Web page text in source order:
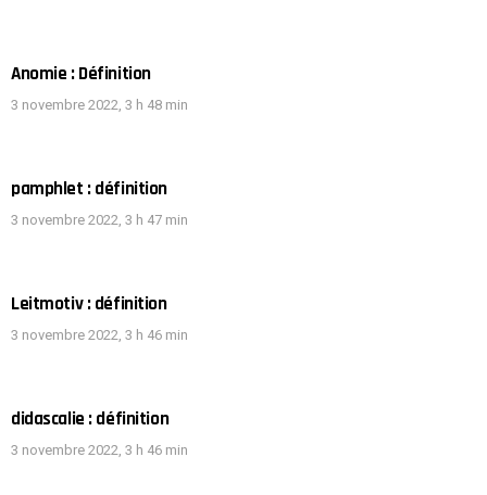
Anomie : Définition
3 novembre 2022, 3 h 48 min
pamphlet : définition
3 novembre 2022, 3 h 47 min
Leitmotiv : définition
3 novembre 2022, 3 h 46 min
didascalie : définition
3 novembre 2022, 3 h 46 min